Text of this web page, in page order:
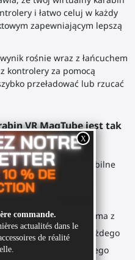
i łatwo celuj w każdy
zapewniającym lepszą
rośnie wraz z łańcuchem
kontrolery za pomocą
przeładować lub rzucać
VR MagTube jest tak
1?
kontrolery i stabilne
z przyrządów
: Regulowana rama z
się do każdego
i każdego wirtualnego